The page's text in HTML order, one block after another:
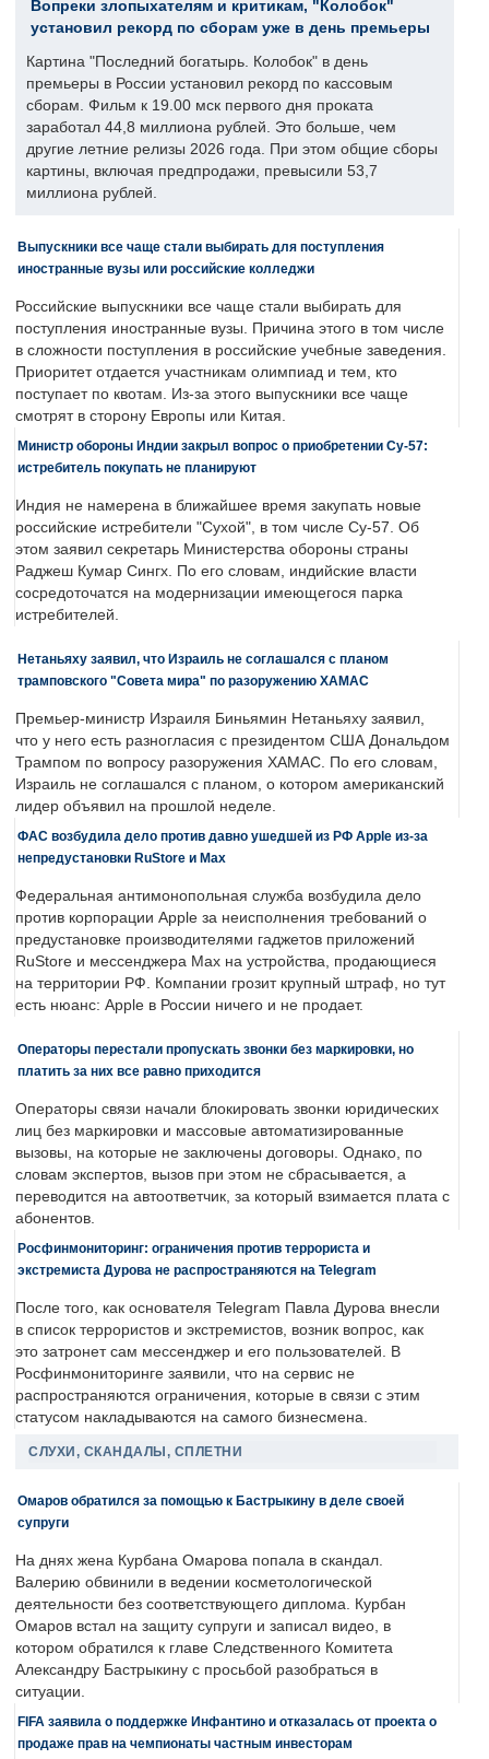
Вопреки злопыхателям и критикам, "Колобок"
установил рекорд по сборам уже в день премьеры
Картина "Последний богатырь. Колобок" в день
премьеры в России установил рекорд по кассовым
сборам. Фильм к 19.00 мск первого дня проката
заработал 44,8 миллиона рублей. Это больше, чем
другие летние релизы 2026 года. При этом общие сборы
картины, включая предпродажи, превысили 53,7
миллиона рублей.
Выпускники все чаще стали выбирать для поступления
иностранные вузы или российские колледжи
Российские выпускники все чаще стали выбирать для
поступления иностранные вузы. Причина этого в том числе
в сложности поступления в российские учебные заведения.
Приоритет отдается участникам олимпиад и тем, кто
поступает по квотам. Из-за этого выпускники все чаще
смотрят в сторону Европы или Китая.
Министр обороны Индии закрыл вопрос о приобретении Су-57:
истребитель покупать не планируют
Индия не намерена в ближайшее время закупать новые
российские истребители "Сухой", в том числе Су-57. Об
этом заявил секретарь Министерства обороны страны
Раджеш Кумар Сингх. По его словам, индийские власти
сосредоточатся на модернизации имеющегося парка
истребителей.
Нетаньяху заявил, что Израиль не соглашался с планом
трамповского "Совета мира" по разоружению ХАМАС
Премьер-министр Израиля Биньямин Нетаньяху заявил,
что у него есть разногласия с президентом США Дональдом
Трампом по вопросу разоружения ХАМАС. По его словам,
Израиль не соглашался с планом, о котором американский
лидер объявил на прошлой неделе.
ФАС возбудила дело против давно ушедшей из РФ Apple из-за
непредустановки RuStore и Max
Федеральная антимонопольная служба возбудила дело
против корпорации Apple за неисполнения требований о
предустановке производителями гаджетов приложений
RuStore и мессенджера Max на устройства, продающиеся
на территории РФ. Компании грозит крупный штраф, но тут
есть нюанс: Apple в России ничего и не продает.
Операторы перестали пропускать звонки без маркировки, но
платить за них все равно приходится
Операторы связи начали блокировать звонки юридических
лиц без маркировки и массовые автоматизированные
вызовы, на которые не заключены договоры. Однако, по
словам экспертов, вызов при этом не сбрасывается, а
переводится на автоответчик, за который взимается плата с
абонентов.
Росфинмониторинг: ограничения против террориста и
экстремиста Дурова не распространяются на Telegram
После того, как основателя Telegram Павла Дурова внесли
в список террористов и экстремистов, возник вопрос, как
это затронет сам мессенджер и его пользователей. В
Росфинмониторинге заявили, что на сервис не
распространяются ограничения, которые в связи с этим
статусом накладываются на самого бизнесмена.
СЛУХИ, СКАНДАЛЫ, СПЛЕТНИ
Омаров обратился за помощью к Бастрыкину в деле своей
супруги
На днях жена Курбана Омарова попала в скандал.
Валерию обвинили в ведении косметологической
деятельности без соответствующего диплома. Курбан
Омаров встал на защиту супруги и записал видео, в
котором обратился к главе Следственного Комитета
Александру Бастрыкину с просьбой разобраться в
ситуации.
FIFA заявила о поддержке Инфантино и отказалась от проекта о
продаже прав на чемпионаты частным инвесторам